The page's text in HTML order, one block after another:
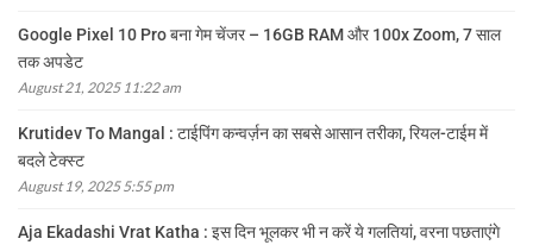
Google Pixel 10 Pro बना गेम चेंजर – 16GB RAM और 100x Zoom, 7 साल
तक अपडेट
August 21, 2025 11:22 am
Krutidev To Mangal : टाईपिंग कन्वर्ज़न का सबसे आसान तरीका, रियल-टाईम में
बदले टेक्स्ट
August 19, 2025 5:55 pm
Aja Ekadashi Vrat Katha : इस दिन भूलकर भी न करें ये गलतियां, वरना पछताएंगे